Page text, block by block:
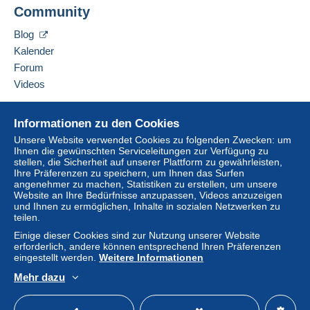
Verkäufer an den Käufer zurückerstattet. Nicht
bezahlte Käufe können Konsequenzen für das
Konto des Käufers nach sich ziehen.
Sollten die Verkaufsbedingungen des Verkäufers
Klauseln enthalten, die sich auf die Zahlung
Zahlungsbedingungen der Delcampe-Website, wie
sie in den Nutzungsbedingungen definiert sind.
Käufe müssen, nachdem der Verkäufer die
Endabrechnung geschickt hat, innerhalb von14
Tagenbezahlt werden.
Garantie:
Lasten des Käufers.
Alle Angaben zu Fristen bezüglich der
Rücksendung von Artikeln und der Rückerstattung
des Kaufbetrags finden Sie in der
Verkäufer kontaktieren
hinzufügen
Informationen zu den Cookies
Unsere Website verwendet Cookies zu folgenden Zwecken: um
Ihnen die gewünschten Serviceleitungen zur Verfügung zu
stellen, die Sicherheit auf unserer Plattform zu gewährleisten,
Ihre Präferenzen zu speichern, um Ihnen das Surfen
angenehmer zu machen, Statistiken zu erstellen, um unsere
Website an Ihre Bedürfnisse anzupassen, Videos anzuzeigen
und Ihnen zu ermöglichen, Inhalte in sozialen Netzwerken zu
teilen.
Einige dieser Cookies sind zur Nutzung unserer Website
erforderlich, andere können entsprechend Ihren Präferenzen
eingestellt werden. Weitere Informationen
Mehr dazu
Community
Blog
Kalender
Forum
Videos
Online-Hilfe
Auf Delcampe kaufen
Auf Delcampe verkaufen
Eine sichere Website